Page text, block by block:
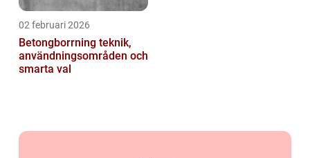
02 februari 2026
Betongborrning teknik,
användningsområden och
smarta val